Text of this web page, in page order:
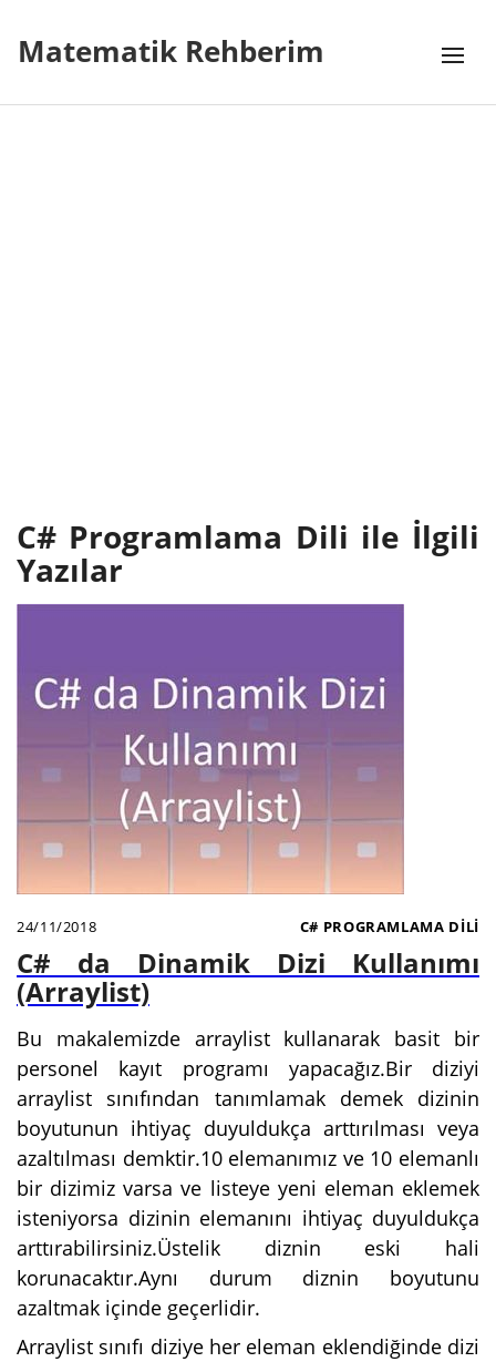
Matematik Rehberim
C# Programlama Dili ile İlgili
Yazılar
24/11/2018 C# PROGRAMLAMA DILI
C# da Dinamik Dizi Kullanımı
(Arraylist)
Bu makalemizde arraylist kullanarak basit bir
personel kayıt programı yapacağız.Bir diziyi
arraylist sınıfından tanımlamak demek dizinin
boyutunun ihtiyaç duyuldukça arttırılması veya
azaltılması demktir.10 elemanımız ve 10 elemanlı
bir dizimiz varsa ve listeye yeni eleman eklemek
isteniyorsa dizinin elemanını ihtiyaç duyuldukça
arttırabilirsiniz.Üstelik diznin eski hali
korunacaktır.Aynı durum diznin boyutunu
azaltmak içinde geçerlidir.
Arraylist sınıfı diziye her eleman eklendiğinde dizi